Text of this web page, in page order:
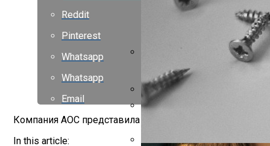
Насколько Близки Латынь И
Горизонтальный
Reddit
Pinterest
Whatsapp
Whatsapp
Email
Компания AOC представила новый игровой монитор
In this article: